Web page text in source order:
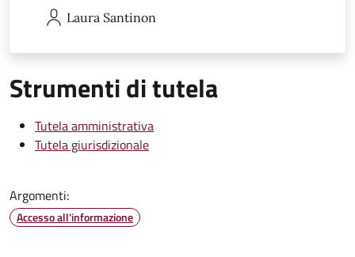
Laura Santinon
Strumenti di tutela
Tutela amministrativa
Tutela giurisdizionale
Argomenti:
Accesso all'informazione